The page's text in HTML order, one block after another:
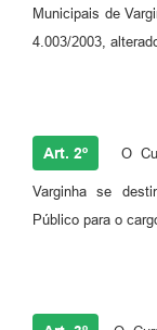
Municipais de
4.003/2003,
Art. 2º O
Varginha se
Público para o